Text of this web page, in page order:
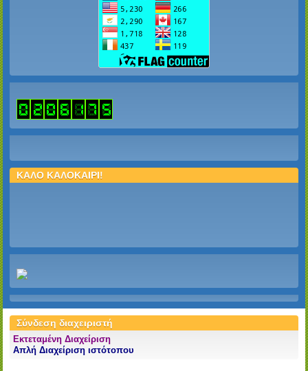
ΚΑΛΟ ΚΑΛΟΚΑΙΡΙ!
Σύνδεση διαχειριστή
Εκτεταμένη Διαχείριση
Απλή Διαχείριση ιστότοπου